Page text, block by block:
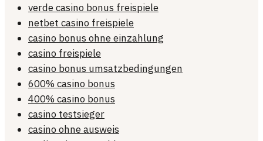
verde casino bonus freispiele
netbet casino freispiele
casino bonus ohne einzahlung
casino freispiele
casino bonus umsatzbedingungen
600% casino bonus
400% casino bonus
casino testsieger
casino ohne ausweis